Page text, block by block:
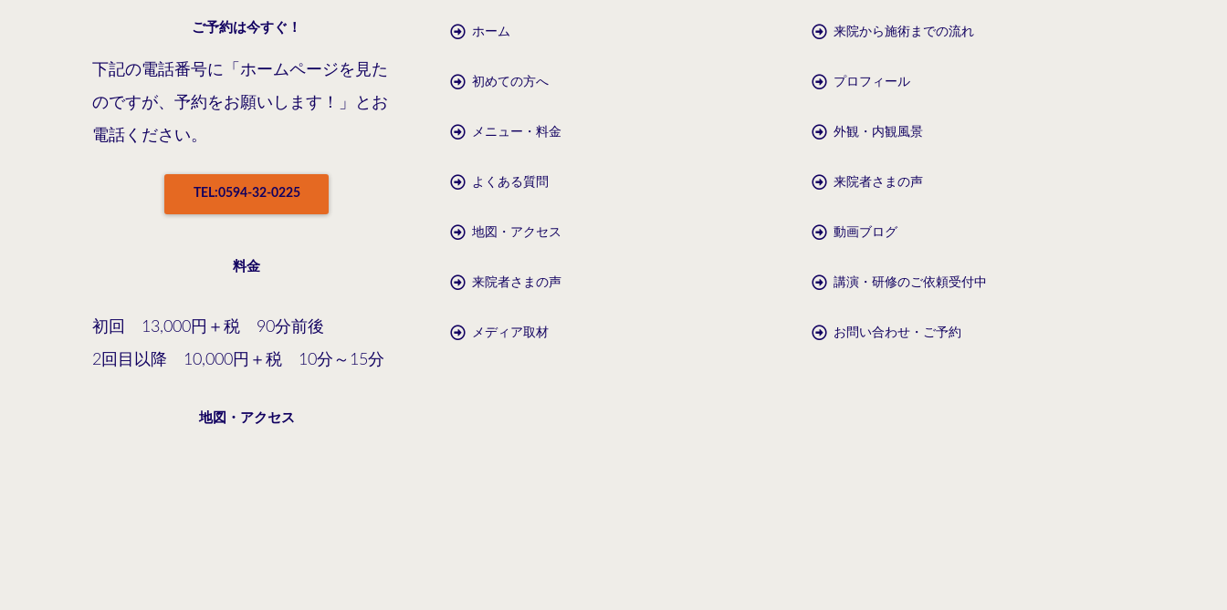
ご予約は今すぐ！
下記の電話番号に「ホームページを見た
のですが、予約をお願いします！」とお
電話ください。
TEL:0594-32-0225
料金
初回 13,000円＋税 90分前後
2回目以降 10,000円＋税 10分～15分
地図・アクセス
ホーム
初めての方へ
メニュー・料金
よくある質問
地図・アクセス
来院者さまの声
メディア取材
来院から施術までの流れ
プロフィール
外観・内観風景
来院者さまの声
動画ブログ
講演・研修のご依頼受付中
お問い合わせ・ご予約